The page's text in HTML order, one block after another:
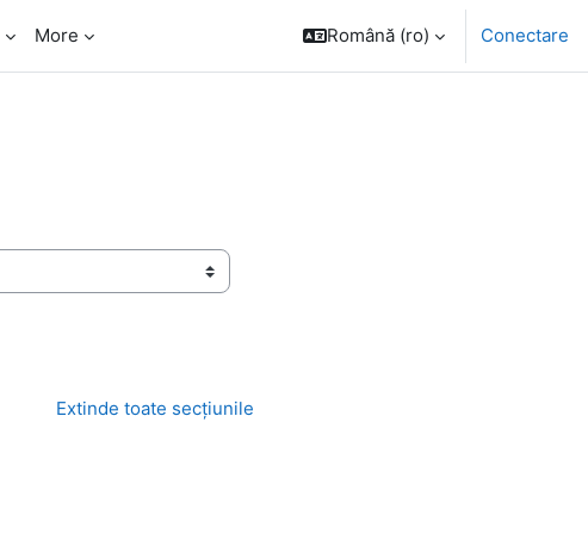
More Română ‎(ro)‎ Conectare
Extinde toate secțiunile